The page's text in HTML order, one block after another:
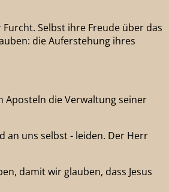
Selbst ihre Freude über das
die Auferstehung ihres
Aposteln die Verwaltung seiner
an uns selbst - leiden. Der Herr
damit wir glauben, dass Jesus